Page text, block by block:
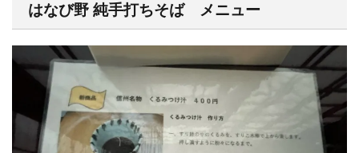
はなび野 純手打ちそば メニュー